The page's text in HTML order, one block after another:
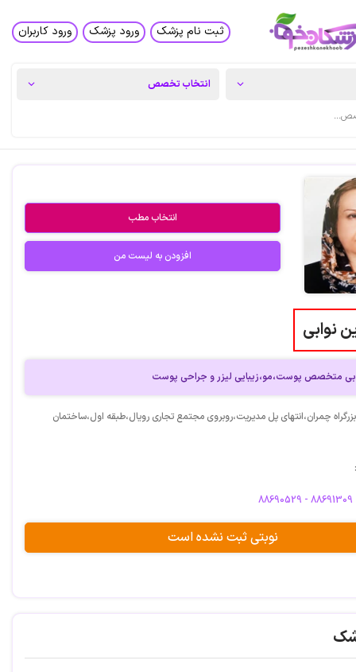
ثبت نام پزشک ورود پزشک ورود کاربران
انتخاب مطب
افزودن به لیست من
نوابی
متخصص پوست،مو،زیبایی لیزر و جراحی پوست
چمران،انتهای پل مدیریت،روبروی مجتمع تجاری رویال،طبقه اول،ساختمان
88690529 - 88691309
نوبتی ثبت نشده است